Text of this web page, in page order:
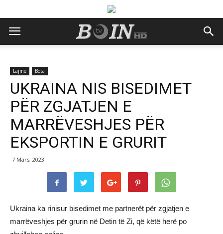
Lajme Bota
UKRAINA NIS BISEDIMET
PËR ZGJATJEN E
MARRËVESHJES PËR
EKSPORTIN E GRURIT
7 Mars, 2023
Ukraina ka rinisur bisedimet me partnerët për zgjatjen e
marrëveshjes për grurin në Detin të Zi, që këtë herë po